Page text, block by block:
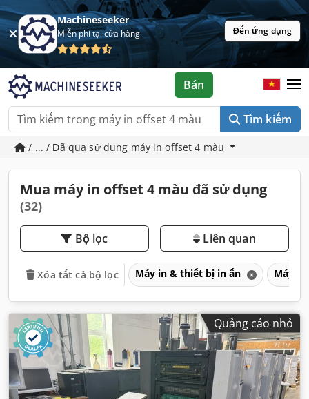
Machineseeker
Miễn phí tại cửa hàng Đến ứng dụng
Tìm kiếm
Bán
/ ... / Đã qua sử dụng máy in offset 4 màu
Mua máy in offset 4 màu đã sử dụng
(32)
Bộ lọc Liên quan
Xóa tất cả bộ lọc Máy in & thiết bị in ấn Máy
Quảng cáo nhỏ